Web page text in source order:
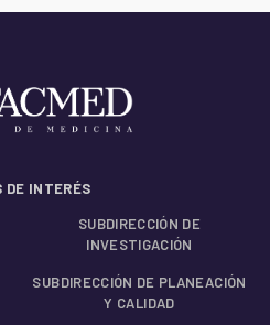
DE INTERÉS
SUBDIRECCIÓN DE
INVESTIGACIÓN
SUBDIRECCIÓN DE PLANEACIÓN
Y CALIDAD